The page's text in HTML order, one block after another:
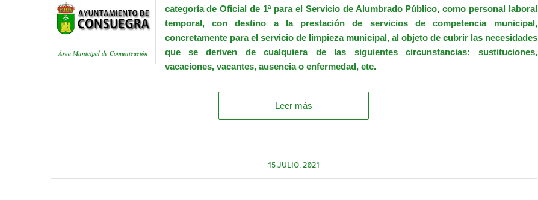
Área Municipal de Comunicación
categoría de Oficial de 1ª para el Servicio de Alumbrado Público, como personal laboral
temporal, con destino a la prestación de servicios de competencia municipal,
concretamente para el servicio de limpieza municipal, al objeto de cubrir las necesidades
que se deriven de cualquiera de las siguientes circunstancias: sustituciones,
vacaciones, vacantes, ausencia o enfermedad, etc.
Leer más
15 JULIO, 2021